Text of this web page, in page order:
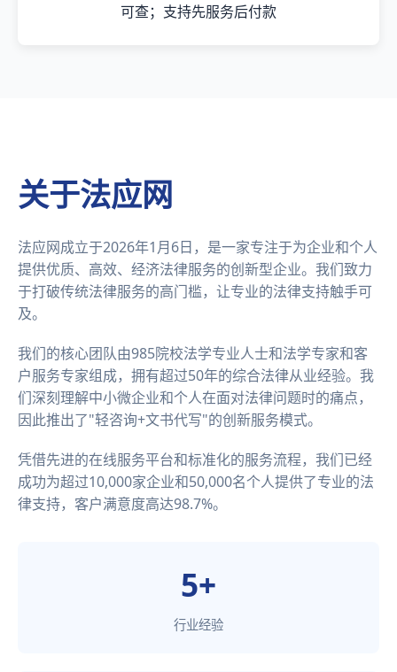
可查；支持先服务后付款
关于法应网
法应网成立于2026年1月6日，是一家专注于为企业和个人
提供优质、高效、经济法律服务的创新型企业。我们致力
于打破传统法律服务的高门槛，让专业的法律支持触手可
及。
我们的核心团队由985院校法学专业人士和法学专家和客
户服务专家组成，拥有超过50年的综合法律从业经验。我
们深刻理解中小微企业和个人在面对法律问题时的痛点，
因此推出了"轻咨询+文书代写"的创新服务模式。
凭借先进的在线服务平台和标准化的服务流程，我们已经
成功为超过10,000家企业和50,000名个人提供了专业的法
律支持，客户满意度高达98.7%。
5+
行业经验